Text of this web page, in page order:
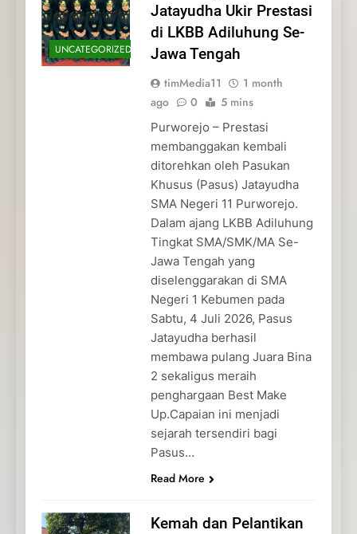
UNCATEGORIZED
Jatayudha Ukir Prestasi
di LKBB Adiluhung Se-
Jawa Tengah
timMedia11
1 month
ago
0 5 mins
Purworejo – Prestasi
membanggakan kembali
ditorehkan oleh Pasukan
Khusus (Pasus) Jatayudha
SMA Negeri 11 Purworejo.
Dalam ajang LKBB Adiluhung
Tingkat SMA/SMK/MA Se-
Jawa Tengah yang
diselenggarakan di SMA
Negeri 1 Kebumen pada
Sabtu, 4 Juli 2026, Pasus
Jatayudha berhasil
membawa pulang Juara Bina
2 sekaligus meraih
penghargaan Best Make
Up.Capaian ini menjadi
sejarah tersendiri bagi
Pasus…
Read More
Kemah dan Pelantikan